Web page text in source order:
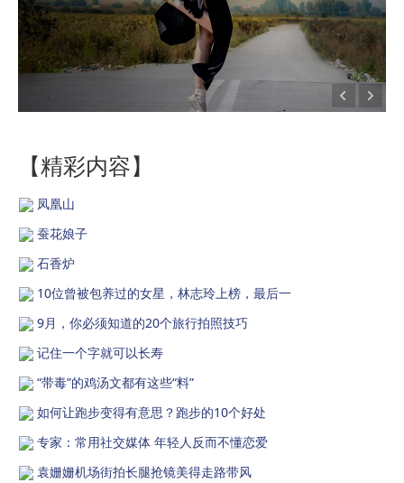
【精彩内容】
凤凰山
蚕花娘子
石香炉
10位曾被包养过的女星，林志玲上榜，最后一
9月，你必须知道的20个旅行拍照技巧
记住一个字就可以长寿
“带毒”的鸡汤文都有这些“料”
如何让跑步变得有意思？跑步的10个好处
专家：常用社交媒体 年轻人反而不懂恋爱
袁姗姗机场街拍长腿抢镜美得走路带风